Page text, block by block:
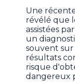
Une
révélé que
assistées
un
souvent sur
résultats
risque
dangereux